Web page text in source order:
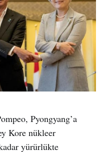
Pyongyang’a
Kore nükleer
yürürlükte